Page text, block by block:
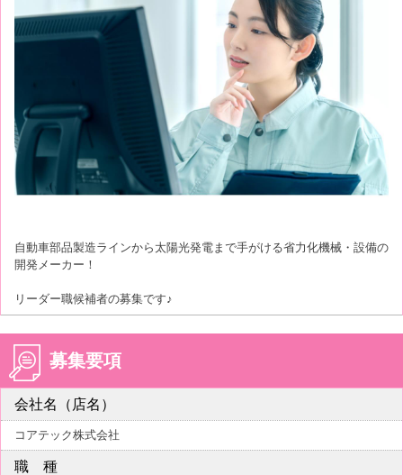
自動車部品製造ラインから太陽光発電まで手がける省力化機械・設備の
開発メーカー！
リーダー職候補者の募集です♪
募集要項
会社名（店名）
コアテック株式会社
職 種